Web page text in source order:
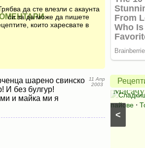
да сте влезли с акаунта
си за да може да пишете
които харесвате в
шарено свинско
И без булгур!
и майка ми я
11 Апр
2003
<
⋅Салати без месо
пай
от
пайове ⋅